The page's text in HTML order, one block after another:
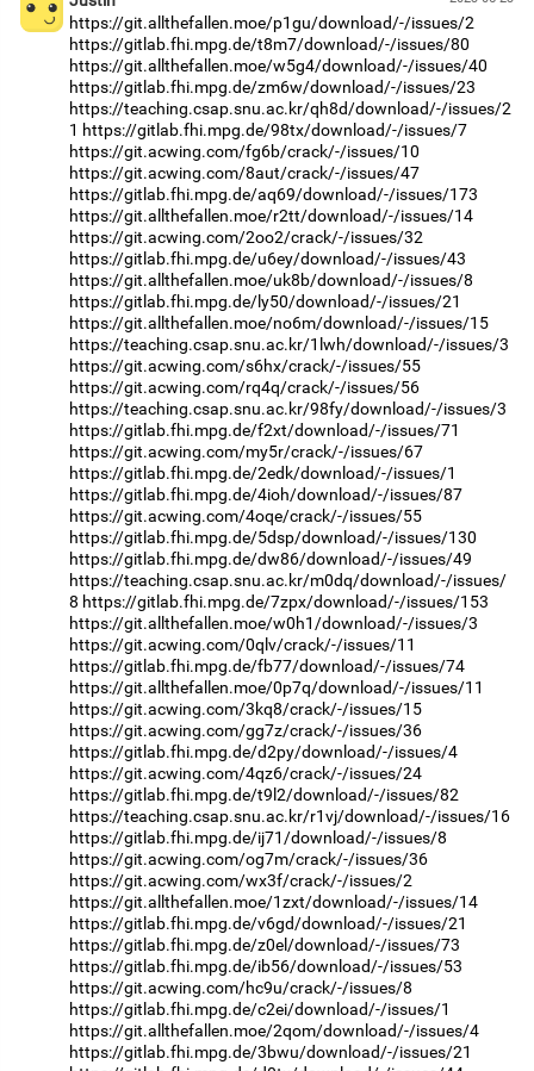
https://git.allthefallen.moe/p1gu/download/-/issues/2
https://gitlab.fhi.mpg.de/t8m7/download/-/issues/80
https://git.allthefallen.moe/w5g4/download/-/issues/40
https://gitlab.fhi.mpg.de/zm6w/download/-/issues/23
https://teaching.csap.snu.ac.kr/qh8d/download/-/issues/2
1 https://gitlab.fhi.mpg.de/98tx/download/-/issues/7
https://git.acwing.com/fg6b/crack/-/issues/10
https://git.acwing.com/8aut/crack/-/issues/47
https://gitlab.fhi.mpg.de/aq69/download/-/issues/173
https://git.allthefallen.moe/r2tt/download/-/issues/14
https://git.acwing.com/2oo2/crack/-/issues/32
https://gitlab.fhi.mpg.de/u6ey/download/-/issues/43
https://git.allthefallen.moe/uk8b/download/-/issues/8
https://gitlab.fhi.mpg.de/ly50/download/-/issues/21
https://git.allthefallen.moe/no6m/download/-/issues/15
https://teaching.csap.snu.ac.kr/1lwh/download/-/issues/3
https://git.acwing.com/s6hx/crack/-/issues/55
https://git.acwing.com/rq4q/crack/-/issues/56
https://teaching.csap.snu.ac.kr/98fy/download/-/issues/3
https://gitlab.fhi.mpg.de/f2xt/download/-/issues/71
https://git.acwing.com/my5r/crack/-/issues/67
https://gitlab.fhi.mpg.de/2edk/download/-/issues/1
https://gitlab.fhi.mpg.de/4ioh/download/-/issues/87
https://git.acwing.com/4oqe/crack/-/issues/55
https://gitlab.fhi.mpg.de/5dsp/download/-/issues/130
https://gitlab.fhi.mpg.de/dw86/download/-/issues/49
https://teaching.csap.snu.ac.kr/m0dq/download/-/issues/
8 https://gitlab.fhi.mpg.de/7zpx/download/-/issues/153
https://git.allthefallen.moe/w0h1/download/-/issues/3
https://git.acwing.com/0qlv/crack/-/issues/11
https://gitlab.fhi.mpg.de/fb77/download/-/issues/74
https://git.allthefallen.moe/0p7q/download/-/issues/11
https://git.acwing.com/3kq8/crack/-/issues/15
https://git.acwing.com/gg7z/crack/-/issues/36
https://gitlab.fhi.mpg.de/d2py/download/-/issues/4
https://git.acwing.com/4qz6/crack/-/issues/24
https://gitlab.fhi.mpg.de/t9l2/download/-/issues/82
https://teaching.csap.snu.ac.kr/r1vj/download/-/issues/16
https://gitlab.fhi.mpg.de/ij71/download/-/issues/8
https://git.acwing.com/og7m/crack/-/issues/36
https://git.acwing.com/wx3f/crack/-/issues/2
https://git.allthefallen.moe/1zxt/download/-/issues/14
https://gitlab.fhi.mpg.de/v6gd/download/-/issues/21
https://gitlab.fhi.mpg.de/z0el/download/-/issues/73
https://gitlab.fhi.mpg.de/ib56/download/-/issues/53
https://git.acwing.com/hc9u/crack/-/issues/8
https://gitlab.fhi.mpg.de/c2ei/download/-/issues/1
https://git.allthefallen.moe/2qom/download/-/issues/4
https://gitlab.fhi.mpg.de/3bwu/download/-/issues/21